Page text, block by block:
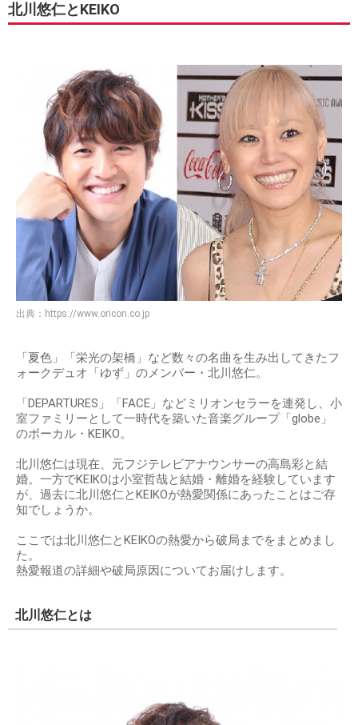
北川悠仁とKEIKO
出典： https://www.oricon.co.jp
「夏色」「栄光の架橋」など数々の名曲を生み出してきたフ
ォークデュオ「ゆず」のメンバー・北川悠仁。
「DEPARTURES」「FACE」などミリオンセラーを連発し、小
室ファミリーとして一時代を築いた音楽グループ「globe」
のボーカル・KEIKO。
北川悠仁は現在、元フジテレビアナウンサーの高島彩と結
婚。一方でKEIKOは小室哲哉と結婚・離婚を経験しています
が、過去に北川悠仁とKEIKOが熱愛関係にあったことはご存
知でしょうか。
ここでは北川悠仁とKEIKOの熱愛から破局までをまとめまし
た。
熱愛報道の詳細や破局原因についてお届けします。
北川悠仁とは